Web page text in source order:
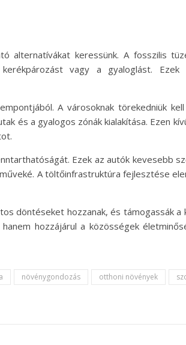
keressünk. A fosszilis
vagy a gyaloglást. Ezek
A városoknak törekedniük
és a gyalogos zónák kialakítása. Ezen
Ezek az autók kevesebb
A töltőinfrastruktúra fejlesztése
döntéseket hozzanak, és támogassák a
hozzájárul a közösségek
növénygondozás otthoni növények